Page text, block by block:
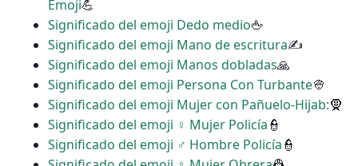
Emoji💪
Significado del emoji Dedo medio🖕
Significado del emoji Mano de escritura✍
Significado del emoji Manos dobladas🙏
Significado del emoji Persona Con Turbante👳
Significado del emoji Mujer con Pañuelo-Hijab:🧕
Significado del emoji ‍♀️ Mujer Policía👮
Significado del emoji ‍♂️ Hombre Policía👮